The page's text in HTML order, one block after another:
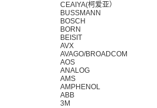
CEAIYA(柯爱亚）
BUSSMANN
BOSCH
BORN
BEISIT
AVX
AVAGO/BROADCOM
AOS
ANALOG
AMS
AMPHENOL
ABB
3M